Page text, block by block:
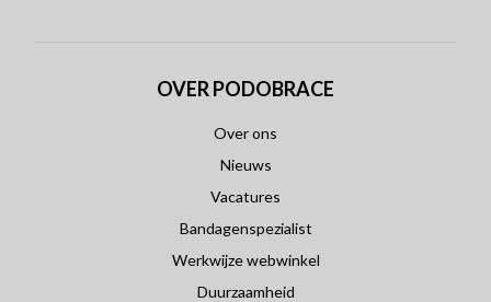
OVER PODOBRACE
Over ons
Nieuws
Vacatures
Bandagenspezialist
Werkwijze webwinkel
Duurzaamheid